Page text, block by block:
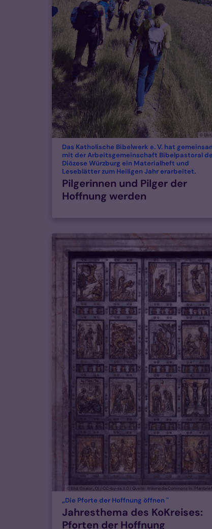
©
Das Katholische Bibelwerk e. V. hat
mit der Arbeitsgemeinschaft Bibelpastoral
Diözese Würzburg ein Materialheft und
Leseblätter zum Heiligen Jahr erarbeitet.:
Pilgerinnen und Pilger der
Hoffnung werden
© Bild: Dnalor_01 / CC-by-sa 3.0 / Quelle: Wikimedia Commons In:
„Die Pforte der Hoffnung öffnen "
Jahresthema des KoKreises:
Pforten der Hoffnung